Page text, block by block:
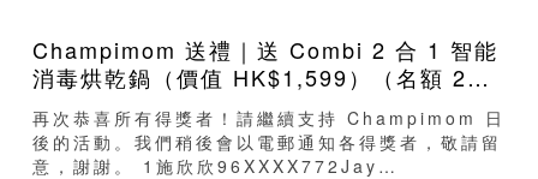
Champimom 送禮｜送 Combi 2 合 1 智能
消毒烘乾鍋（價值 HK$1,599）（名額 2
位） 結果公布
再次恭喜所有得獎者！請繼續支持 Champimom 日
後的活動。我們稍後會以電郵通知各得獎者，敬請留
意，謝謝。 1施欣欣96XXXX772Jay